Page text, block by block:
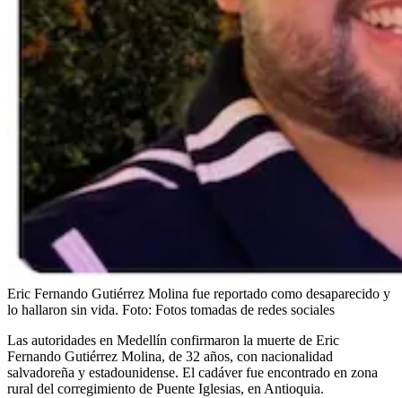
Eric Fernando Gutiérrez Molina fue reportado como desaparecido y
lo hallaron sin vida. Foto: Fotos tomadas de redes sociales
Las autoridades en Medellín confirmaron la muerte de Eric
Fernando Gutiérrez Molina, de 32 años, con nacionalidad
salvadoreña y estadounidense. El cadáver fue encontrado en zona
rural del corregimiento de Puente Iglesias, en Antioquia.